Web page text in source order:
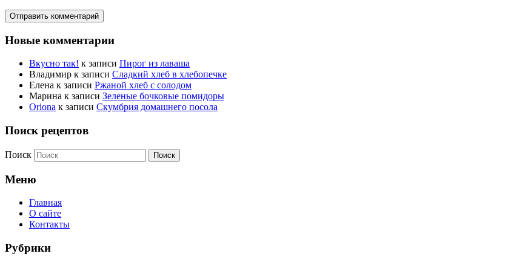
Новые комментарии
Вкусно так! к записи Пирог из лаваша
Владимир к записи Сладкий хлеб в хлебопечке
Елена к записи Ржаной хлеб с солодом
Марина к записи Зеленые бочковые помидоры
Oriona к записи Скумбрия домашнего посола
Поиск рецептов
Поиск
Меню
Главная
О сайте
Контакты
Рубрики